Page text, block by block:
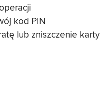
kod PIN
lub zniszczenie karty